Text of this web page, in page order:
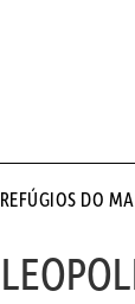
REFÚGIOS DO